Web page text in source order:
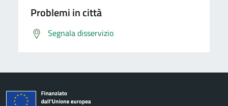
Problemi in città
Segnala disservizio